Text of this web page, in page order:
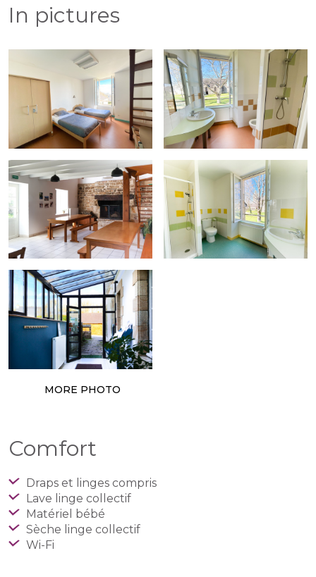
In pictures
MORE PHOTO
Comfort
Draps et linges compris
Lave linge collectif
Matériel bébé
Sèche linge collectif
Wi-Fi